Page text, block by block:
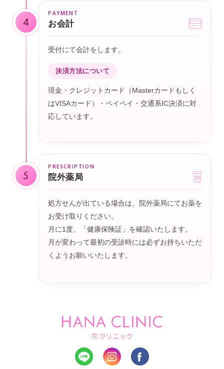
4 お会計
受付にて会計をします。
決済方法について
現金・クレジットカード（Masterカードもしく
はVISAカード）・ペイペイ・交通系IC決済に対
応しています。
5 院外薬局
処方せんが出ている場合は、院外薬局にてお薬を
お受け取りください。
月に1度、「健康保険証」を確認いたします。
月が変わって最初の受診時には必ずお持ちいただ
くようお願いいたします。